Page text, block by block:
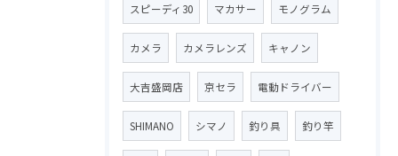
スピーディ30 マカサー モノグラム
カメラ カメラレンズ キャノン
大吉盛岡店 京セラ 電動ドライバー
SHIMANO シマノ 釣り具 釣り竿